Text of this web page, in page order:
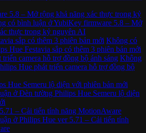
5.8 – Mở rộng khả năng xác thực trong kỷ
có bình luận ở YubiKey firmware 5.8 – Mở
thực trong kỷ nguyên AI
sắp có thêm 3 phiên bản mới Không có
Hue Festavia sắp có thêm 3 phiên bản mới
camera hỗ trợ đồng bộ ánh sáng Không
Hue phát triển camera hỗ trợ đồng bộ
Hue Semeru lộ diện với phiên bản mới
ở Đèn tường Philips Hue Semeru lộ diện
– Cải tiến tính năng MotionAware
ở Philips Hue ver 5.71 – Cải tiến tính